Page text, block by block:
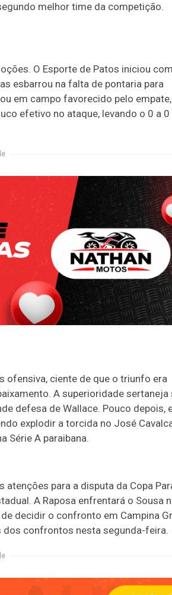
melhor time da competição.
O Esporte de Patos iniciou
esbarrou na falta de pontaria para
em campo favorecido pelo empate,
efetivo no ataque, levando o 0 a 0
ofensiva, ciente de que o triunfo era
A superioridade sertaneja
defesa de Wallace. Pouco depois,
explodir a torcida no José
Série A paraibana.
para a disputa da Copa
A Raposa enfrentará o Sousa
decidir o confronto em Campina
dos confrontos nesta segunda-feira.